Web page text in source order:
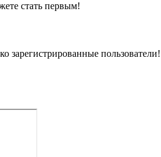
стать первым!
зарегистрированные пользователи!